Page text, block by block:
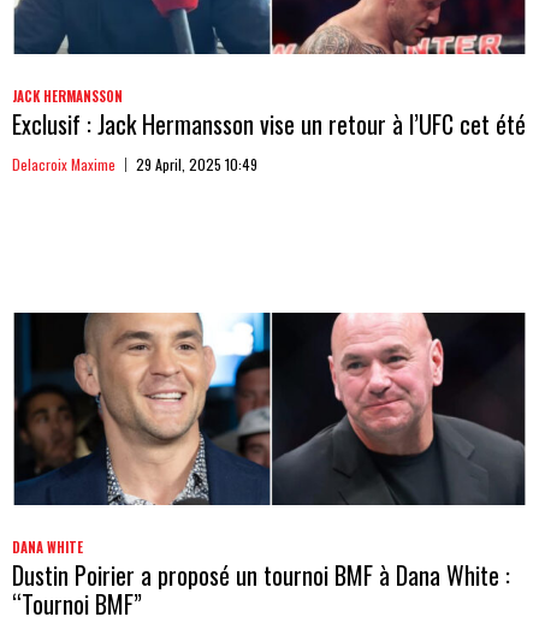
JACK HERMANSSON
Exclusif : Jack Hermansson vise un retour à l’UFC cet été
Delacroix Maxime 29 April, 2025 10:49
DANA WHITE
Dustin Poirier a proposé un tournoi BMF à Dana White :
“Tournoi BMF”